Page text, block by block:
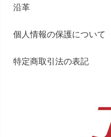
沿革
個人情報の保護について
特定商取引法の表記